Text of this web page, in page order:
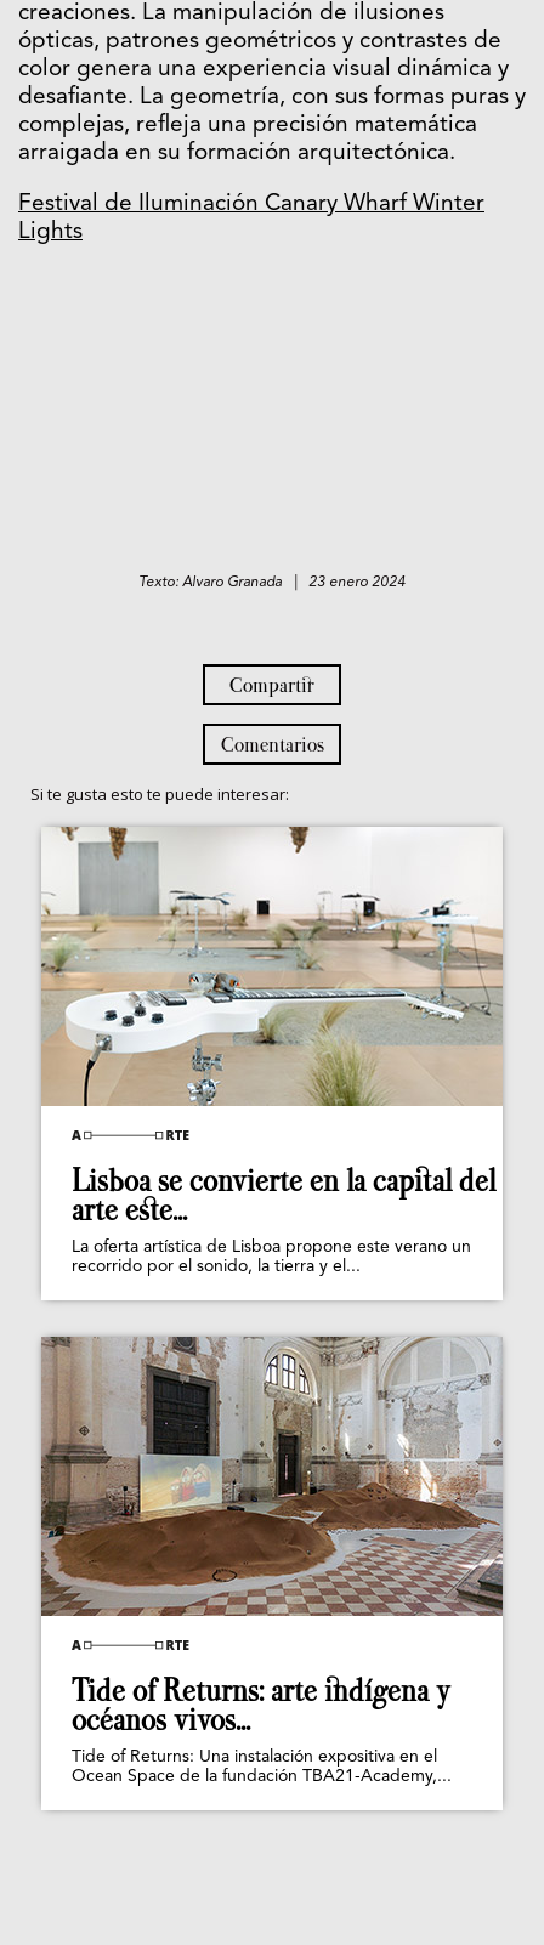
creaciones. La manipulación de ilusiones
ópticas, patrones geométricos y contrastes de
color genera una experiencia visual dinámica y
desafiante. La geometría, con sus formas puras y
complejas, refleja una precisión matemática
arraigada en su formación arquitectónica.
Festival de Iluminación Canary Wharf Winter
Lights
Texto: Alvaro Granada | 23 enero 2024
Compartir
Comentarios
Si te gusta esto te puede interesar:
Lisboa se convierte en la capital del
arte este...
La oferta artística de Lisboa propone este verano un
recorrido por el sonido, la tierra y el...
Tide of Returns: arte indígena y
océanos vivos...
Tide of Returns: Una instalación expositiva en el
Ocean Space de la fundación TBA21-Academy,...